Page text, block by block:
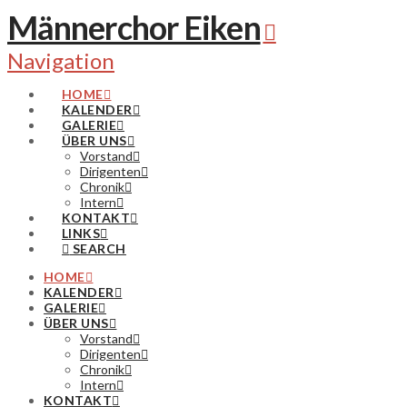
Männerchor Eiken
Navigation
HOME
KALENDER
GALERIE
ÜBER UNS
Vorstand
Dirigenten
Chronik
Intern
KONTAKT
LINKS
SEARCH
HOME
KALENDER
GALERIE
ÜBER UNS
Vorstand
Dirigenten
Chronik
Intern
KONTAKT